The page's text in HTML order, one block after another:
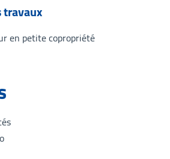
travaux
en petite copropriété